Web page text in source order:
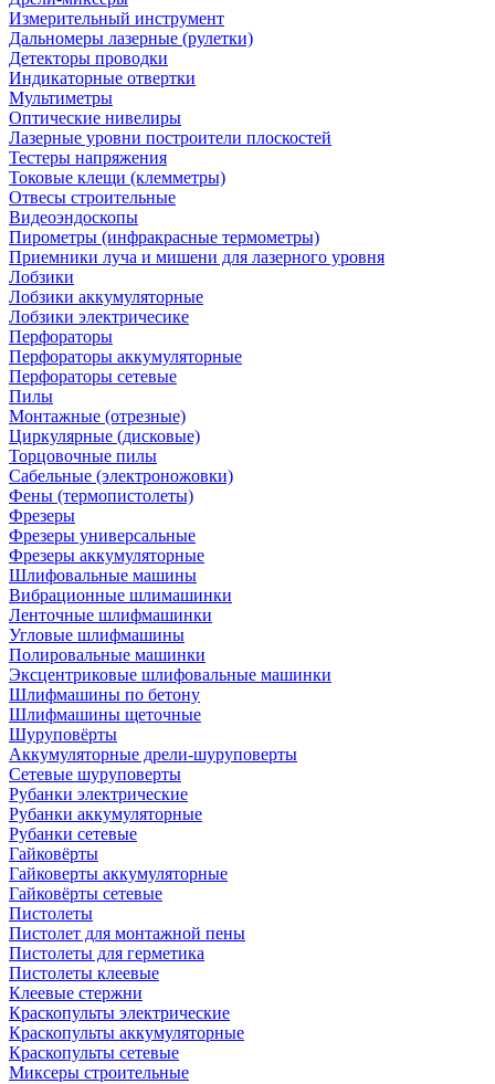
Измерительный инструмент
Дальномеры лазерные (рулетки)
Детекторы проводки
Индикаторные отвертки
Мультиметры
Оптические нивелиры
Лазерные уровни построители плоскостей
Тестеры напряжения
Токовые клещи (клемметры)
Отвесы строительные
Видеоэндоскопы
Пирометры (инфракрасные термометры)
Приемники луча и мишени для лазерного уровня
Лобзики
Лобзики аккумуляторные
Лобзики электричесике
Перфораторы
Перфораторы аккумуляторные
Перфораторы сетевые
Пилы
Монтажные (отрезные)
Циркулярные (дисковые)
Торцовочные пилы
Сабельные (электроножовки)
Фены (термопистолеты)
Фрезеры
Фрезеры универсальные
Фрезеры аккумуляторные
Шлифовальные машины
Вибрационные шлимашинки
Ленточные шлифмашинки
Угловые шлифмашины
Полировальные машинки
Эксцентриковые шлифовальные машинки
Шлифмашины по бетону
Шлифмашины щеточные
Шуруповёрты
Аккумуляторные дрели-шуруповерты
Сетевые шуруповерты
Рубанки электрические
Рубанки аккумуляторные
Рубанки сетевые
Гайковёрты
Гайковерты аккумуляторные
Гайковёрты сетевые
Пистолеты
Пистолет для монтажной пены
Пистолеты для герметика
Пистолеты клеевые
Клеевые стержни
Краскопульты электрические
Краскопульты аккумуляторные
Краскопульты сетевые
Миксеры строительные